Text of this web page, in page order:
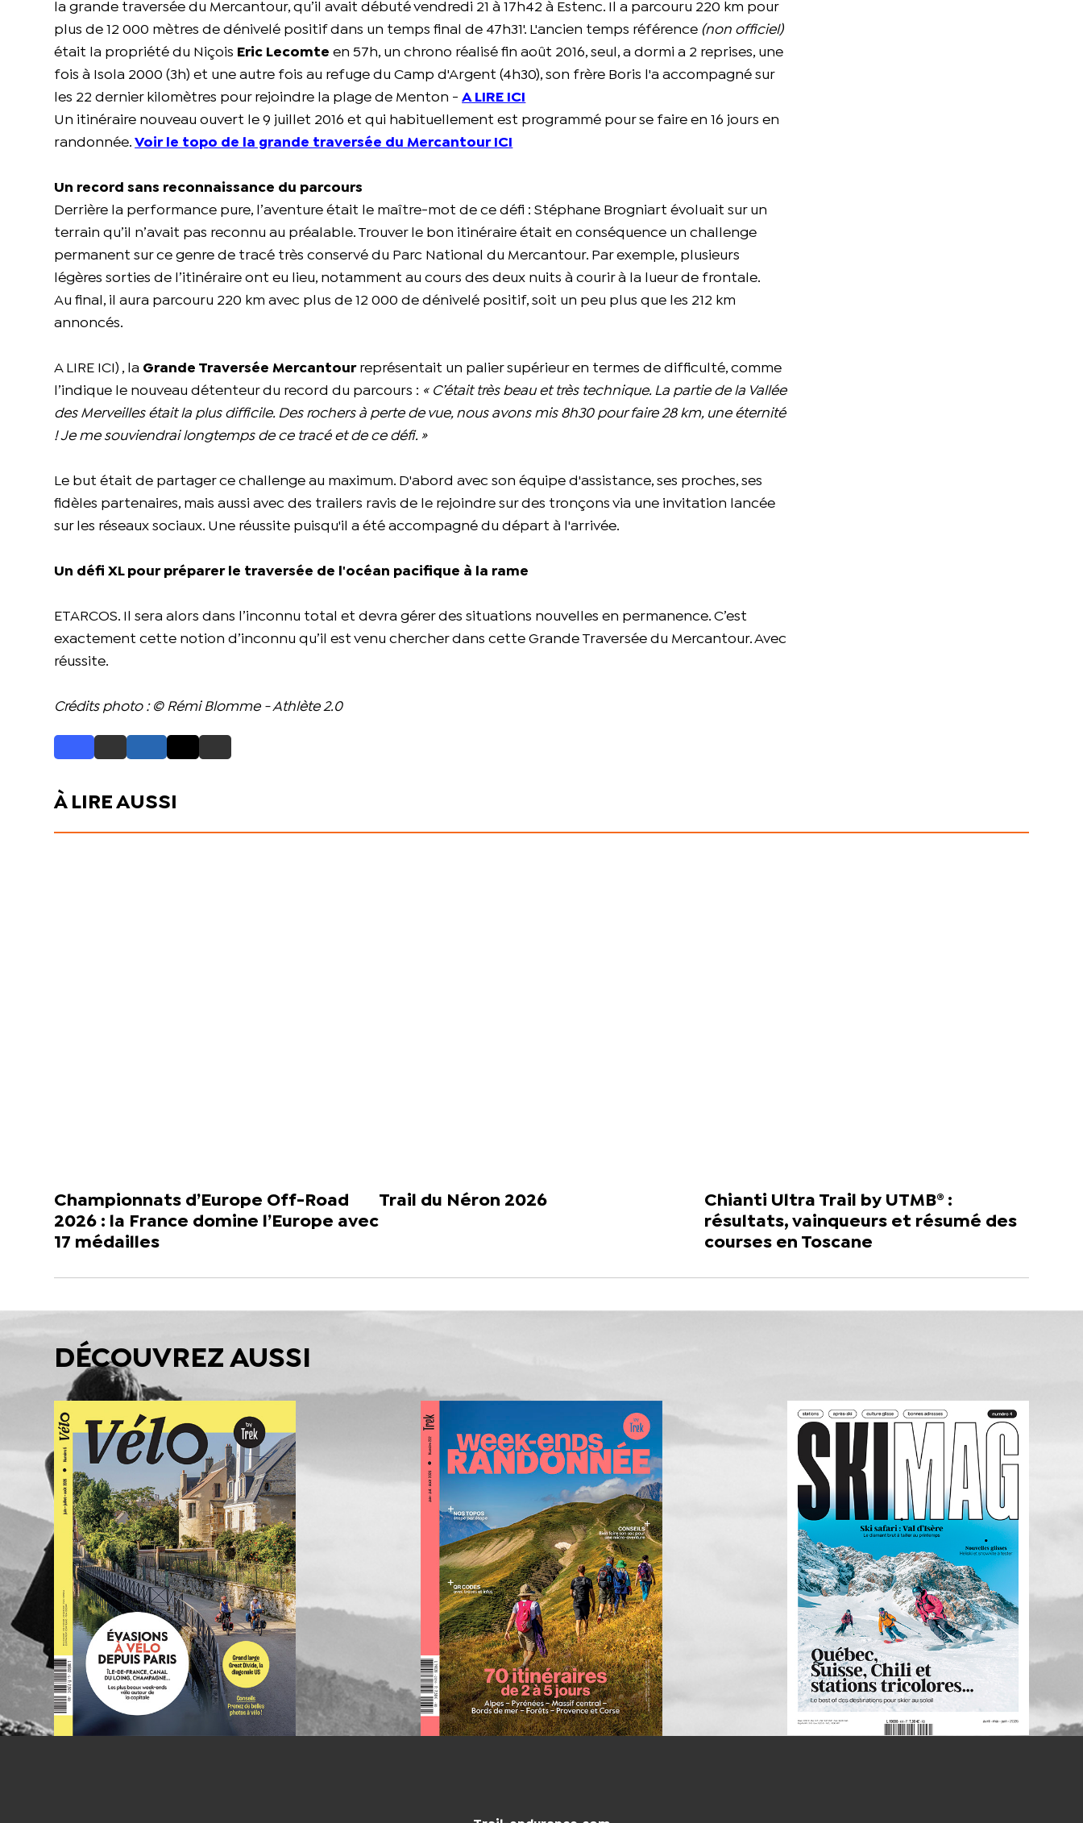
la grande traversée du Mercantour, qu’il avait débuté vendredi 21 à 17h42 à Estenc. Il a parcouru 220 km pour
plus de 12 000 mètres de dénivelé positif dans un temps final de 47h31'. L'ancien temps référence (non officiel)
était la propriété du Niçois Eric Lecomte en 57h, un chrono réalisé fin août 2016, seul, a dormi a 2 reprises, une
fois à Isola 2000 (3h) et une autre fois au refuge du Camp d'Argent (4h30), son frère Boris l'a accompagné sur
les 22 dernier kilomètres pour rejoindre la plage de Menton -A LIRE ICI
Un itinéraire nouveau ouvert le 9 juillet 2016 et qui habituellement est programmé pour se faire en 16 jours en
randonnée.Voir le topo de la grande traversée du Mercantour ICI
Un record sans reconnaissance du parcours
Derrière la performance pure, l’aventure était le maître-mot de ce défi : Stéphane Brogniart évoluait sur un
terrain qu’il n’avait pas reconnu au préalable. Trouver le bon itinéraire était en conséquence un challenge
permanent sur ce genre de tracé très conservé du Parc National du Mercantour. Par exemple, plusieurs
légères sorties de l’itinéraire ont eu lieu, notamment au cours des deux nuits à courir à la lueur de frontale.
Au final, il aura parcouru 220 km avec plus de 12 000 de dénivelé positif, soit un peu plus que les 212 km
annoncés.
A LIRE ICI) , la Grande Traversée Mercantourreprésentait un palier supérieur en termes de difficulté, comme
l’indique le nouveau détenteur du record du parcours : « C’était très beau et très technique. La partie de la Vallée
des Merveilles était la plus difficile. Des rochers à perte de vue, nous avons mis 8h30 pour faire 28 km, une éternité
! Je me souviendrai longtemps de ce tracé et de ce défi. »
Le but était de partager ce challenge au maximum. D'abord avec son équipe d'assistance, ses proches, ses
fidèles partenaires, mais aussi avec des trailers ravis de le rejoindre sur des tronçons via une invitation lancée
sur les réseaux sociaux. Une réussite puisqu'il a été accompagné du départ à l'arrivée.
Un défi XL pour préparer le traversée de l'océan pacifique à la rame
ETARCOS. Il sera alors dans l’inconnu total et devra gérer des situations nouvelles en permanence. C’est
exactement cette notion d’inconnu qu’il est venu chercher dans cette Grande Traversée du Mercantour. Avec
réussite.
Crédits photo : © Rémi Blomme - Athlète 2.0
À LIRE AUSSI
Championnats d’Europe Off-Road
2026 : la France domine l’Europe avec
17 médailles
Trail du Néron 2026
Chianti Ultra Trail by UTMB® :
résultats, vainqueurs et résumé des
courses en Toscane
DÉCOUVREZ AUSSI